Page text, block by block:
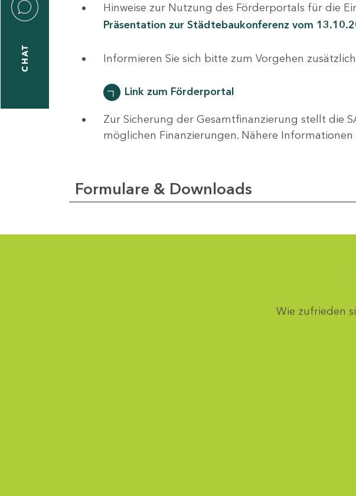
CHAT
Hinweise zur Nutzung des Förderportals für die
Präsentation zur Städtebaukonferenz vom
Informieren Sie sich bitte zum Vorgehen
Link zum Förderportal
Zur Sicherung der Gesamtfinanzierung stellt die
möglichen Finanzierungen. Nähere
Formulare & Downloads
Wie zufrieden